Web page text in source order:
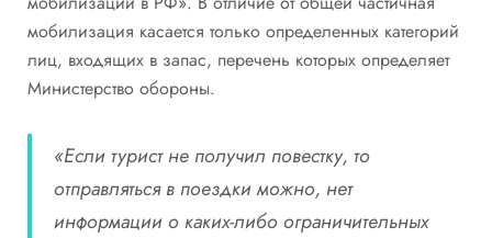
мобилизация касается только определенных категорий
лиц, входящих в запас, перечень которых определяет
Министерство обороны.
«Если турист не получил повестку, то
отправляться в поездки можно, нет
информации о каких-либо ограничительных